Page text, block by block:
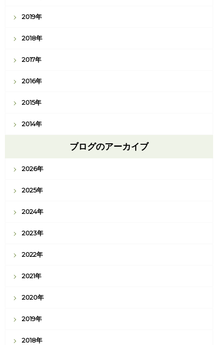
2019年
2018年
2017年
2016年
2015年
2014年
ブログのアーカイブ
2026年
2025年
2024年
2023年
2022年
2021年
2020年
2019年
2018年